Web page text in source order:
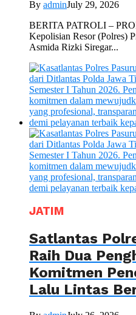
By adminJuly 29, 2026
BERITA PATROLI –
Kepolisian Resor (Polres)
Asmida Rizki Siregar...
JATIM
Satlantas
Raih Dua
Komitmen
Lalu Lintas